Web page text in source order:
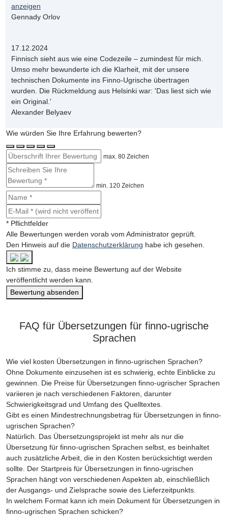
anzeigen
Gennady Orlov
17.12.2024
Finnisch sieht aus wie eine Codezeile – zumindest für mich.
Umso mehr bewunderte ich die Klarheit, mit der unsere
technischen Dokumente ins Finno-Ugrische übertragen
wurden. Die Rückmeldung aus Helsinki war: 'Das liest sich wie
ein Original.'
Alexander Belyaev
Wie würden Sie Ihre Erfahrung bewerten?
max. 80 Zeichen
min. 120 Zeichen
* Pflichtfelder
Alle Bewertungen werden vorab vom Administrator geprüft.
Den Hinweis auf die Datenschutzerklärung habe ich gesehen.
Ich stimme zu, dass meine Bewertung auf der Website
veröffentlicht werden kann.
Bewertung absenden
FAQ für Übersetzungen für finno-ugrische
Sprachen
Wie viel kosten Übersetzungen in finno-ugrischen Sprachen?
Ohne Dokumente einzusehen ist es schwierig, echte Einblicke zu
gewinnen. Die Preise für Übersetzungen finno-ugrischer Sprachen
variieren je nach verschiedenen Faktoren, darunter
Schwierigkeitsgrad und Umfang des Quelltextes.
Gibt es einen Mindestrechnungsbetrag für Übersetzungen in finno-
ugrischen Sprachen?
Natürlich. Das Übersetzungsprojekt ist mehr als nur die
Übersetzung für finno-ugrischen Sprachen selbst, es beinhaltet
auch zusätzliche Arbeit, die in den Kosten berücksichtigt werden
sollte. Der Startpreis für Übersetzungen in finno-ugrischen
Sprachen hängt von verschiedenen Aspekten ab, einschließlich
der Ausgangs- und Zielsprache sowie des Lieferzeitpunkts.
In welchem Format kann ich mein Dokument für Übersetzungen in
finno-ugrischen Sprachen schicken?